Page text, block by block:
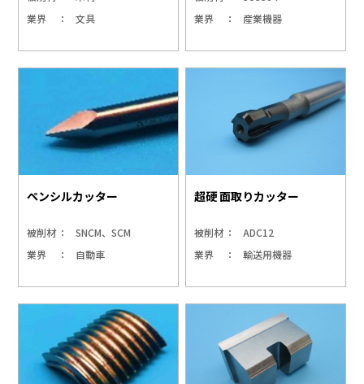
業界
文具
業界
産業機器
ペンシルカッター
被削材
SNCM、SCM
業界
自動車
超硬 面取りカッター
被削材
ADC12
業界
輸送用機器